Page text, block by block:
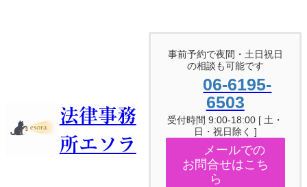
法律事務
所エソラ
事前予約で夜間・土日祝日
の相談も可能です
06-6195-
6503
受付時間 9:00-18:00 [ 土・
日・祝日除く ]
メールでの
お問合せはこち
ら